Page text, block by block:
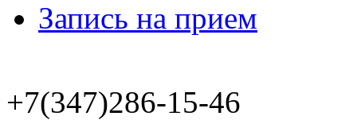
Запись на прием
+7(347)286-15-46